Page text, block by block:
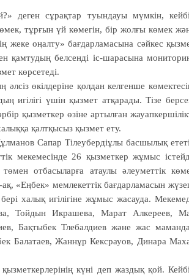
деген сұрақтар туындауы мүмкін,
тұрғын үй көмегін, бір жолғы көмек
жеке оңал­ту» бағдарламасына сәйкес
қамтудың белсенді іс-шарасына
көрсетеді.
өкілдеріне қолдан келгенше
игілігі үшін қызмет атқарады. Тізе
қызметкер өзіне артылған
қалтқысыз қызмет ету.
Сапар Тілеубердіұлы басшылық
мекемесінде 26 қызметкер жұмыс
отбасыларға атаулы әлеуметтік
«Еңбек» мемлекеттік бағдарламасын
халық игілігіне жұмыс жасауда.
Тойдын Икрашева, Марат Алкереев,
Бақтыбек Тлебалдиев және жас
Балатаев, Жаннұр Кексрауов, Динара
күні деп жаз­дық қой.